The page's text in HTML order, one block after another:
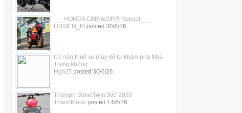
___HONDA CBR 600RR Repsol___
HITMEN_Bi posted 30/6/26
Có nên thuê xe máy để tự khám phá Nha
Trang không
Hgo25 posted 30/6/26
Triumph StreetTwin 900 2020
ThanhMotorposted 14/6/26